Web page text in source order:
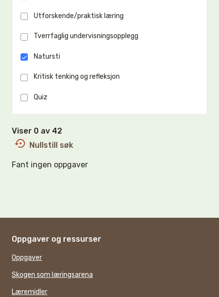
Utforskende/praktisk læring
Tverrfaglig undervisningsopplegg
Natursti
Kritisk tenking og refleksjon
Quiz
Viser 0 av 42
Nullstill søk
Fant ingen oppgaver
Oppgaver og ressurser
Oppgaver
Skogen som læringsarena
Læremidler